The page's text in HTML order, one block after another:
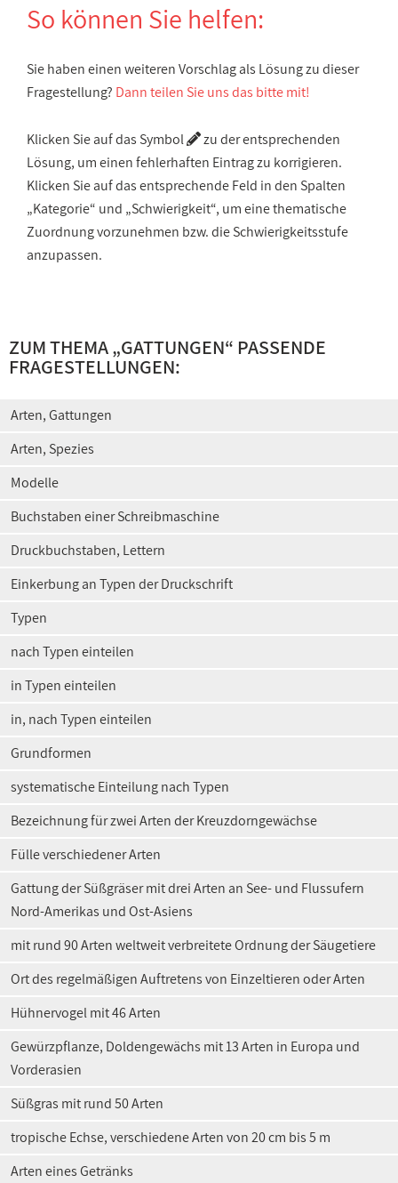
So können Sie helfen:
Sie haben einen weiteren Vorschlag als Lösung zu dieser
Fragestellung? Dann teilen Sie uns das bitte mit!
Klicken Sie auf das Symbol
zu der entsprechenden
Lösung, um einen fehlerhaften Eintrag zu korrigieren.
Klicken Sie auf das entsprechende Feld in den Spalten
„Kategorie“ und „Schwierigkeit“, um eine thematische
Zuordnung vorzunehmen bzw. die Schwierigkeitsstufe
anzupassen.
ZUM THEMA „GATTUNGEN“ PASSENDE
FRAGESTELLUNGEN:
Arten, Gattungen
Arten, Spezies
Modelle
Buchstaben einer Schreibmaschine
Druckbuchstaben, Lettern
Einkerbung an Typen der Druckschrift
Typen
nach Typen einteilen
in Typen einteilen
in, nach Typen einteilen
Grundformen
systematische Einteilung nach Typen
Bezeichnung für zwei Arten der Kreuzdorngewächse
Fülle verschiedener Arten
Gattung der Süßgräser mit drei Arten an See- und Flussufern
Nord-Amerikas und Ost-Asiens
mit rund 90 Arten weltweit verbreitete Ordnung der Säugetiere
Ort des regelmäßigen Auftretens von Einzeltieren oder Arten
Hühnervogel mit 46 Arten
Gewürzpflanze, Doldengewächs mit 13 Arten in Europa und
Vorderasien
Süßgras mit rund 50 Arten
tropische Echse, verschiedene Arten von 20 cm bis 5 m
Arten eines Getränks